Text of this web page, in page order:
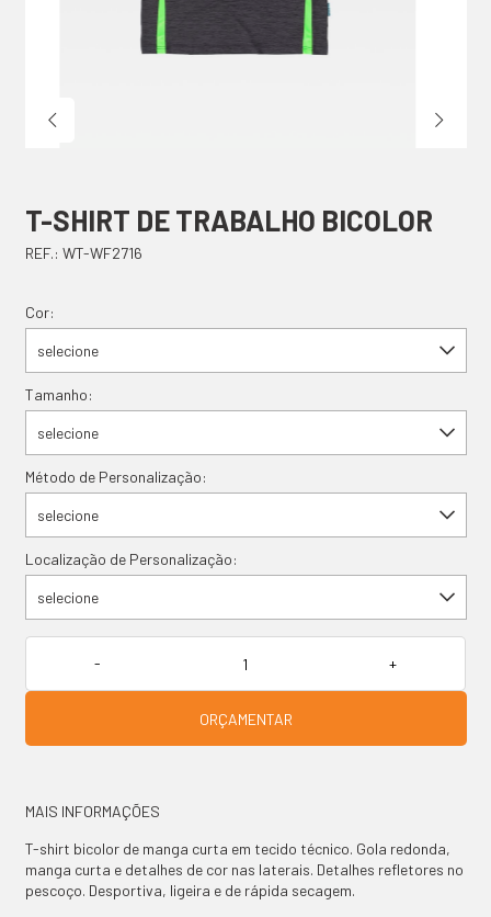
T-SHIRT DE TRABALHO BICOLOR
REF.: WT-WF2716
Cor:
selecione
Tamanho:
selecione
Método de Personalização:
selecione
Localização de Personalização:
selecione
ORÇAMENTAR
MAIS INFORMAÇÕES
T-shirt bicolor de manga curta em tecido técnico. Gola redonda,
manga curta e detalhes de cor nas laterais. Detalhes refletores no
pescoço. Desportiva, ligeira e de rápida secagem.